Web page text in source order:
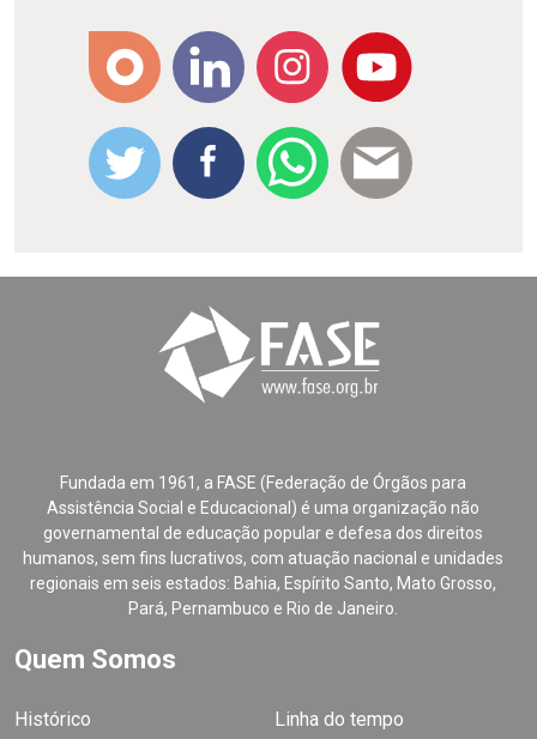
Fundada em 1961, a FASE (Federação de Órgãos para
Assistência Social e Educacional) é uma organização não
governamental de educação popular e defesa dos direitos
humanos, sem fins lucrativos, com atuação nacional e unidades
regionais em seis estados: Bahia, Espírito Santo, Mato Grosso,
Pará, Pernambuco e Rio de Janeiro.
Quem Somos
Histórico
Linha do tempo